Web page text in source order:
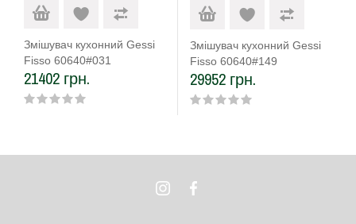
Змішувач кухонний Gessi
Fisso 60640#031
21402 грн.
Змішувач кухонний Gessi
Fisso 60640#149
29952 грн.